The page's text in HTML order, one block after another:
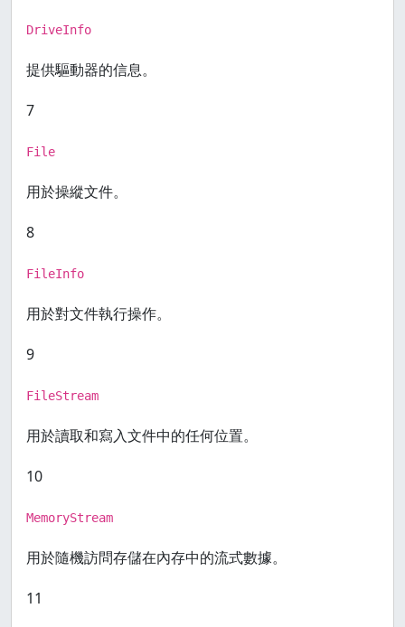
DriveInfo
提供驅動器的信息。
7
File
用於操縱文件。
8
FileInfo
用於對文件執行操作。
9
FileStream
用於讀取和寫入文件中的任何位置。
10
MemoryStream
用於隨機訪問存儲在內存中的流式數據。
11